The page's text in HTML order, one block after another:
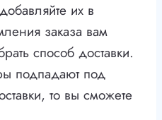
их в
заказа вам
способ доставки.
подпадают под
то вы сможете